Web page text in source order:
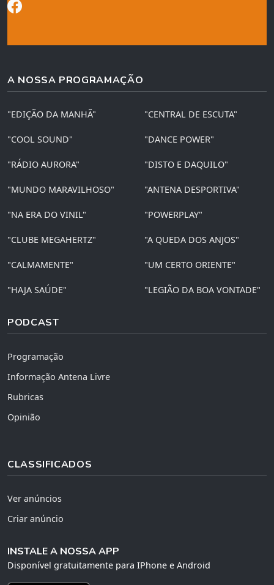
A NOSSA PROGRAMAÇÃO
"EDIÇÃO DA MANHÃ" "CENTRAL DE ESCUTA"
"COOL SOUND" "DANCE POWER"
"RÁDIO AURORA" "DISTO E DAQUILO"
"MUNDO MARAVILHOSO" "ANTENA DESPORTIVA"
"NA ERA DO VINIL" "POWERPLAY"
"CLUBE MEGAHERTZ" "A QUEDA DOS ANJOS"
"CALMAMENTE" "UM CERTO ORIENTE"
"HAJA SAÚDE" "LEGIÃO DA BOA VONTADE"
PODCAST
Programação
Informação Antena Livre
Rubricas
Opinião
CLASSIFICADOS
Ver anúncios
Criar anúncio
INSTALE A NOSSA APP
Disponível gratuitamente para IPhone e Android